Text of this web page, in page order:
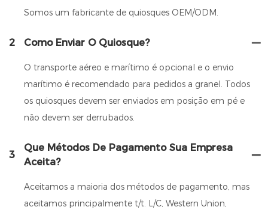
Somos um fabricante de quiosques OEM/ODM.
2 Como Enviar O Quiosque?
O transporte aéreo e marítimo é opcional e o envio
marítimo é recomendado para pedidos a granel. Todos
os quiosques devem ser enviados em posição em pé e
não devem ser derrubados.
3
Que Métodos De Pagamento Sua Empresa
Aceita?
Aceitamos a maioria dos métodos de pagamento, mas
aceitamos principalmente t/t. L/C, Western Union,